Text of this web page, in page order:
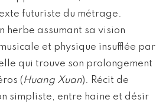
futuriste du métrage.
herbe assumant sa vision
et physique insufflée par
qui trouve son prolongement
(Huang Xuan). Récit de
simpliste, entre haine et désir